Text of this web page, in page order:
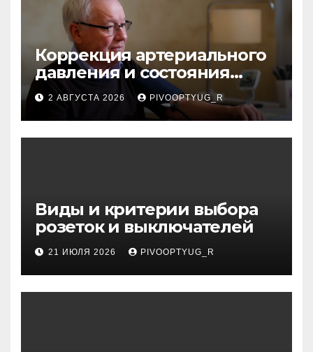
Коррекция артериального
давления и состояния
сосудов в профилактике
инсульта
2 АВГУСТА 2026 PIVOOPTYUG_R
Виды и критерии выбора
розеток и выключателей
21 ИЮЛЯ 2026 PIVOOPTYUG_R